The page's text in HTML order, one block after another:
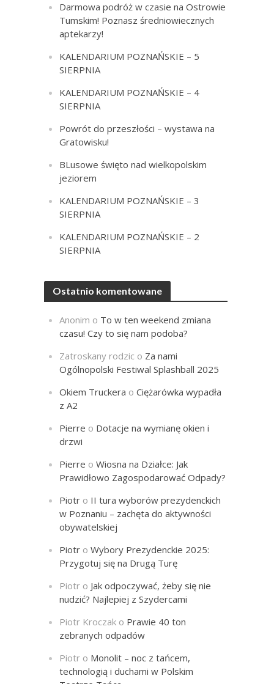
Darmowa podróż w czasie na Ostrowie
Tumskim! Poznasz średniowiecznych
aptekarzy!
KALENDARIUM POZNAŃSKIE – 5
SIERPNIA
KALENDARIUM POZNAŃSKIE – 4
SIERPNIA
Powrót do przeszłości – wystawa na
Gratowisku!
BLusowe święto nad wielkopolskim
jeziorem
KALENDARIUM POZNAŃSKIE – 3
SIERPNIA
KALENDARIUM POZNAŃSKIE – 2
SIERPNIA
Ostatnio komentowane
Anonim o To w ten weekend zmiana
czasu! Czy to się nam podoba?
Zatroskany rodzic o Za nami
Ogólnopolski Festiwal Splashball 2025
Okiem Truckera oCiężarówka wypadła
z A2
Pierre o Dotacje na wymianę okien i
drzwi
Pierre oWiosna na Działce: Jak
Prawidłowo Zagospodarować Odpady?
Piotr o II tura wyborów prezydenckich
w Poznaniu – zachęta do aktywności
obywatelskiej
Piotr oWybory Prezydenckie 2025:
Przygotuj się na Drugą Turę
Piotr o Jak odpoczywać, żeby się nie
nudzić? Najlepiej z Szydercami
Piotr Kroczak o Prawie 40 ton
zebranych odpadów
Piotr o Monolit – noc z tańcem,
technologią i duchami w Polskim